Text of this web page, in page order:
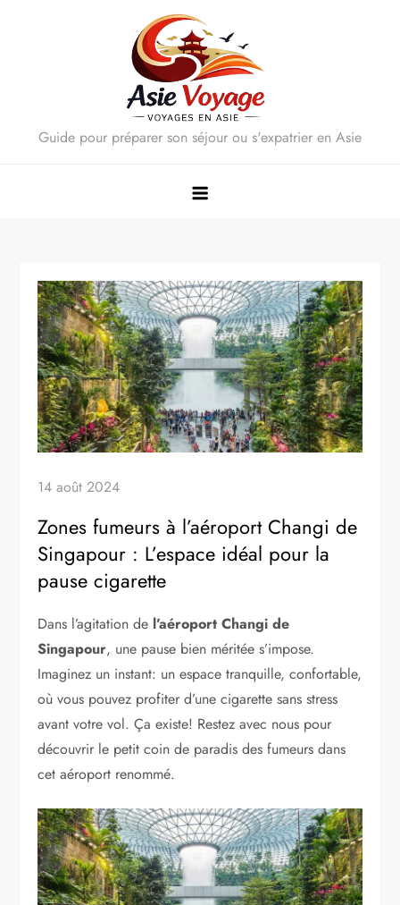
Guide pour préparer son séjour ou s'expatrier en Asie
14 août 2024
Zones fumeurs à l’aéroport Changi de
Singapour : L’espace idéal pour la
pause cigarette
Dans l’agitation de l’aéroport Changi de
Singapour, une pause bien méritée s’impose.
Imaginez un instant: un espace tranquille, confortable,
où vous pouvez profiter d’une cigarette sans stress
avant votre vol. Ça existe! Restez avec nous pour
découvrir le petit coin de paradis des fumeurs dans
cet aéroport renommé.